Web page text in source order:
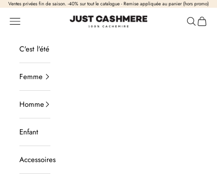
Passer au contenu
Ventes privées fin de saison. -40% sur tout le catalogue - Remise appliquée au panier (hors promo)
Just Cashmere
Ouvrir la navigation Ouvrir la
Voir
C'est l'été
Femme
Homme
Enfant
Accessoires